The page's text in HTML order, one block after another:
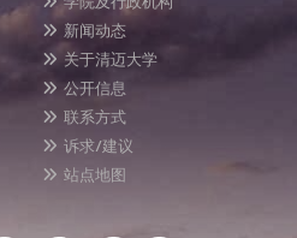
新闻动态
关于清迈大学
公开信息
联系方式
诉求/建议
站点地图